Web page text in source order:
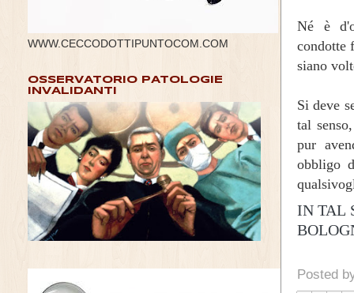
Né è
condotte
siano
Si deve
tal
pur
obbligo
IN TAL
Posted
WWW.CECCODOTTIPUNTOCOM.COM
OSSERVATORIO PATOLOGIE
INVALIDANTI